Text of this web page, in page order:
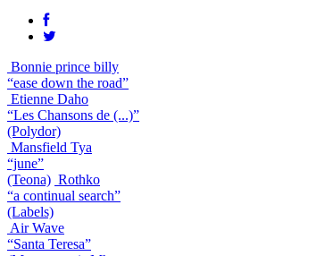
Bonnie prince billy
“ease down the road”
Etienne Daho
“Les Chansons de (...)”
(Polydor)
Mansfield Tya
“june”
(Teona) Rothko
“a continual search”
(Labels)
Air Wave
“Santa Teresa”